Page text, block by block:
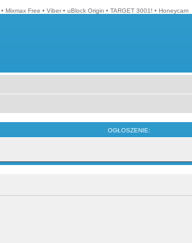
• Mixmax Free • Viber • uBlock Origin • TARGET 3001! • Honeycam
OGŁOSZENIE: